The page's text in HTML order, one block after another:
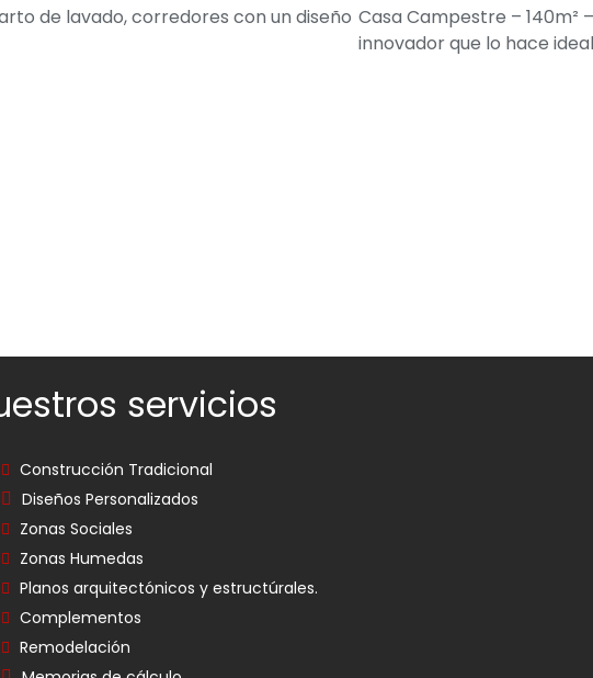
de lavado, corredores con un diseño Casa Campestre – 140m²
innovador que lo hace
servicios
Construcción Tradicional
Diseños Personalizados
Zonas Sociales
Zonas Humedas
Planos arquitectónicos y estructúrales.
Complementos
Remodelación